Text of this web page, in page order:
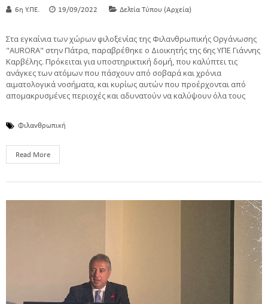
6η Υ.ΠΕ. 19/09/2022 Δελτία Τύπου (Αρχεία)
Στα εγκαίνια των χώρων φιλοξενίας της Φιλανθρωπικής Οργάνωσης
"AURORA" στην Πάτρα, παραβρέθηκε ο Διοικητής της 6ης ΥΠΕ Γιάννης
Καρβέλης. Πρόκειται για υποστηρικτική δομή, που καλύπτει τις
ανάγκες των ατόμων που πάσχουν από σοβαρά και χρόνια
αιματολογικά νοσήματα, και κυρίως αυτών που προέρχονται από
απομακρυσμένες περιοχές και αδυνατούν να καλύψουν όλα τους
Φιλανθρωπική
Read More